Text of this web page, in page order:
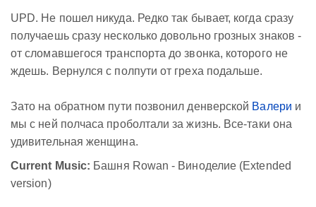
UPD. Не пошел никуда. Редко так бывает, когда сразу
получаешь сразу несколько довольно грозных знаков -
от сломавшегося транспорта до звонка, которого не
ждешь. Вернулся с полпути от греха подальше.
Зато на обратном пути позвонил денверской Валери и
мы с ней полчаса проболтали за жизнь. Все-таки она
удивительная женщина.
Current Music: Башня Rowan - Виноделие (Extended
version)